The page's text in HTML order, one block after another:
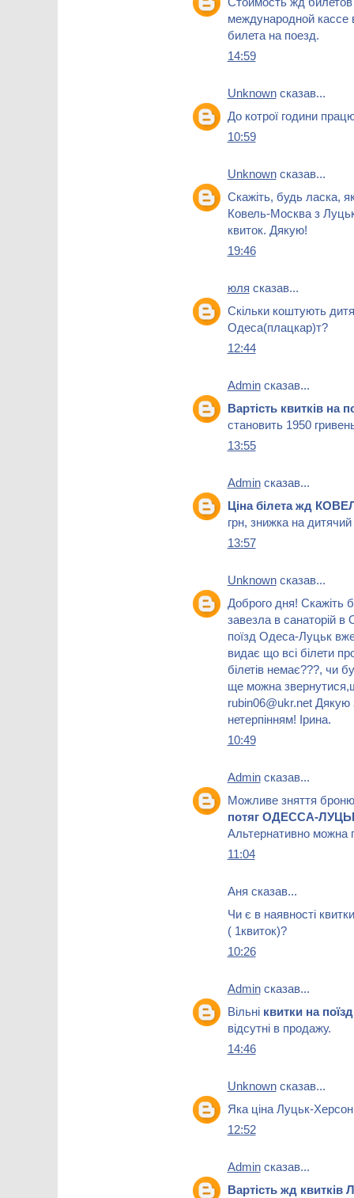
международной кассе
билета на поезд.
14:59
Unknownсказав...
До котрої години
10:59
Unknownсказав...
Скажіть, будь ласка,
Ковель-Москва з
квиток. Дякую!
19:46
юля сказав...
Скільки коштують
Одеса(плацкар)т?
12:44
Adminсказав...
Вартість квитків
становить 1950
13:55
Adminсказав...
Ціна білета жд
грн, знижка на
13:57
Unknownсказав...
Доброго дня! Скажіть
завезла в санаторій в
поїзд Одеса-Луцьк
видає що всі білети
білетів немає???, чи
ще можна
rubin06@ukr.net Дякую
нетерпінням! Ірина.
10:49
Adminсказав...
Можливе зняття
потяг ОДЕССА-
Альтернативно можна
11:04
Аня сказав...
Чи є в наявності
( 1квиток)?
10:26
Adminсказав...
Вільні квитки на
відсутні в продажу.
14:46
Unknownсказав...
Яка ціна Луцьк-
12:52
Adminсказав...
Вартість жд